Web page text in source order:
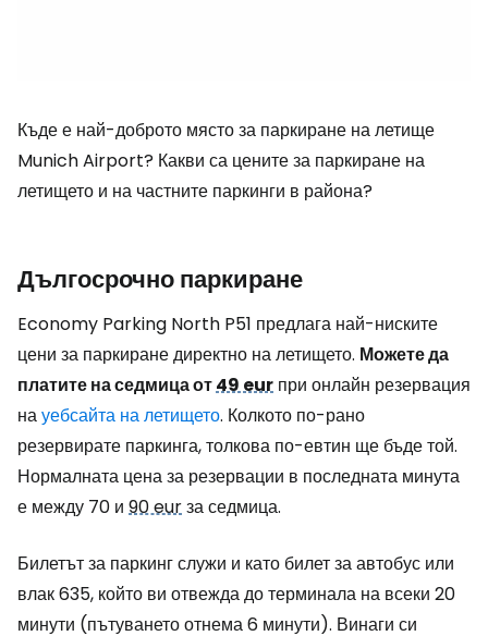
Къде е най-доброто място за паркиране на летище
Munich Airport? Какви са цените за паркиране на
летището и на частните паркинги в района?
Дългосрочно паркиране
Economy Parking North P51 предлага най-ниските
цени за паркиране директно на летището. Можете да
платите на седмица от49 eur при онлайн резервация
науебсайта на летището. Колкото по-рано
резервирате паркинга, толкова по-евтин ще бъде той.
Нормалната цена за резервации в последната минута
е между 70 и 90 eurза седмица.
Билетът за паркинг служи и като билет за автобус или
влак 635, който ви отвежда до терминала на всеки 20
минути (пътуването отнема 6 минути). Винаги си